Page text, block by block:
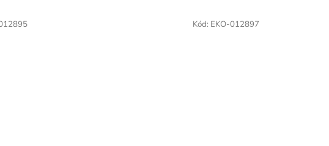
Kód: EKO-012897